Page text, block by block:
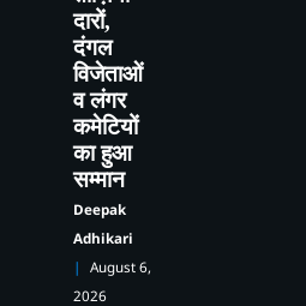
दारों,
दंगल
विजेताओं
व लंगर
कमेटियों
का हुआ
सम्मान
Deepak
Adhikari
August 6,
2026